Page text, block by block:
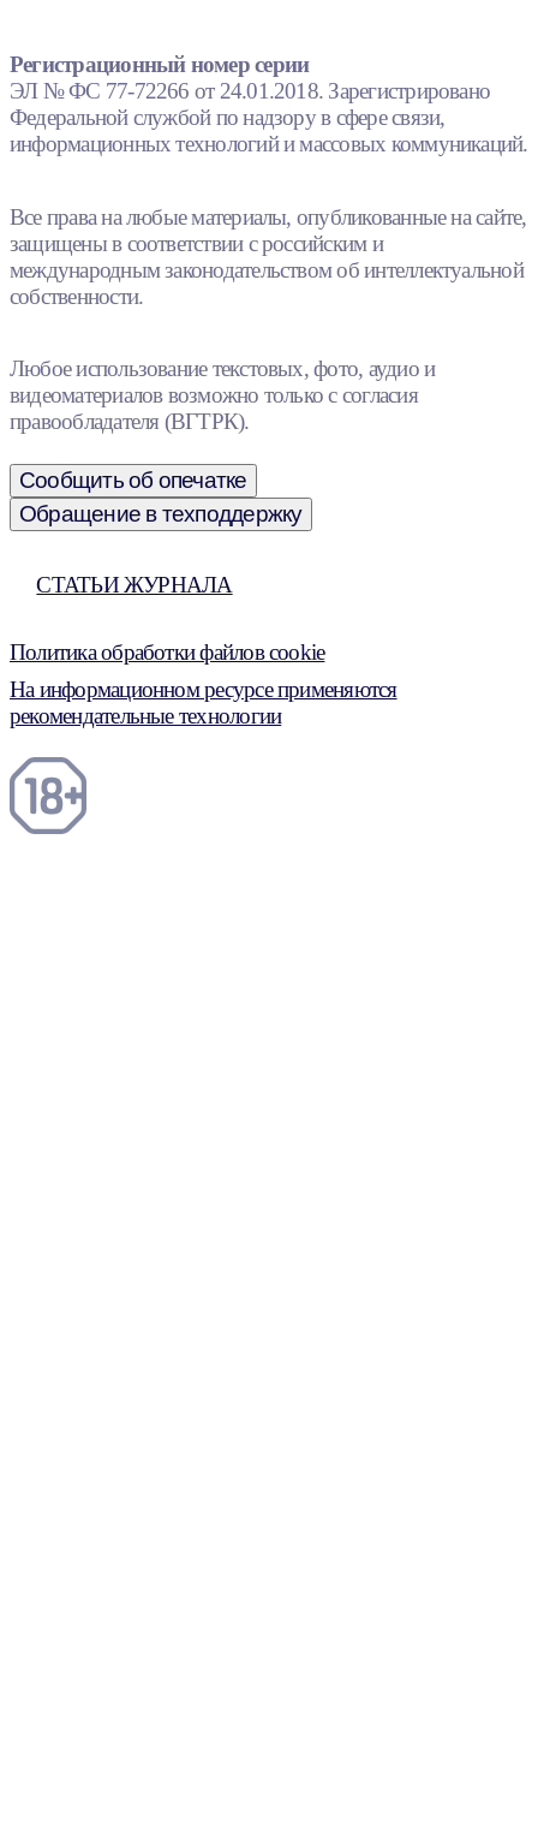
Регистрационный номер серии
ЭЛ № ФС 77-72266 от 24.01.2018. Зарегистрировано
Федеральной службой по надзору в сфере связи,
информационных технологий и массовых коммуникаций.
Все права на любые материалы, опубликованные на сайте,
защищены в соответствии с российским и
международным законодательством об интеллектуальной
собственности.
Любое использование текстовых, фото, аудио и
видеоматериалов возможно только с согласия
правообладателя (ВГТРК).
Сообщить об опечатке
Обращение в техподдержку
СТАТЬИ ЖУРНАЛА
Политика обработки файлов cookie
На информационном ресурсе применяются
рекомендательные технологии